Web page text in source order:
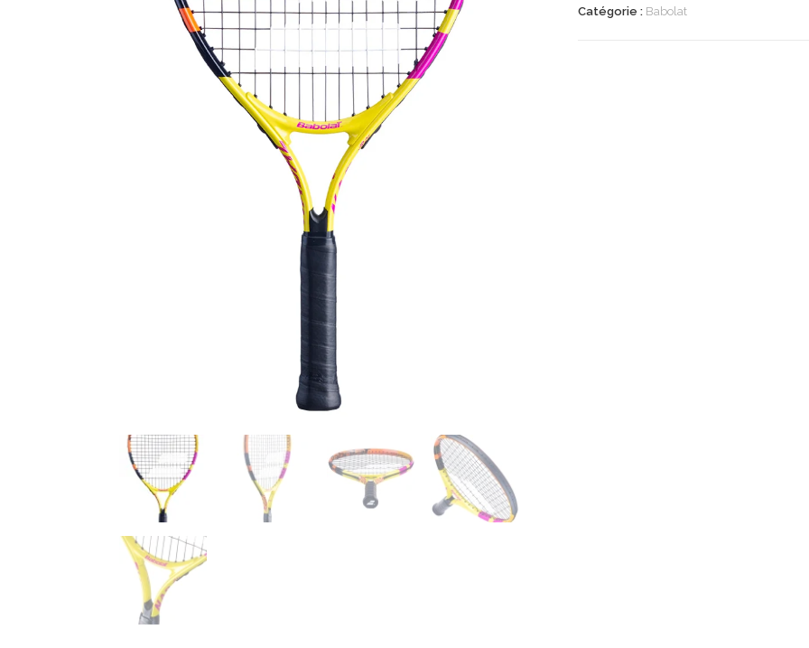
Catégorie : Babolat